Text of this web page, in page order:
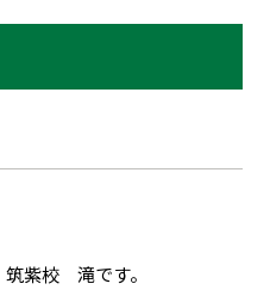
紫校 滝です。